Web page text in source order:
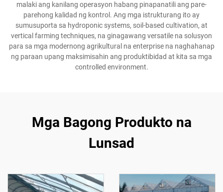
malaki ang kanilang operasyon habang pinapanatili ang pare-
parehong kalidad ng kontrol. Ang mga istrukturang ito ay
sumusuporta sa hydroponic systems, soil-based cultivation, at
vertical farming techniques, na ginagawang versatile na solusyon
para sa mga modernong agrikultural na enterprise na naghahanap
ng paraan upang maksimisahin ang produktibidad at kita sa mga
controlled environment.
Mga Bagong Produkto na
Lunsad